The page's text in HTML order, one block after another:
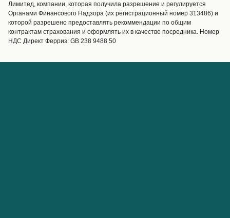
Маршруты и порты
Special Offers
Предлагает
Паромные билеты
Лимитед, компании, которая получила разрешение и регулируется
Органами Финансового Надзора (их регистрационный номер 313486) и
которой разрешено предоставлять рекоммендации по общим
контрактам страхования и оформлять их в качестве посредника. Номер
НДС Директ Ферриз: GB 238 9488 50